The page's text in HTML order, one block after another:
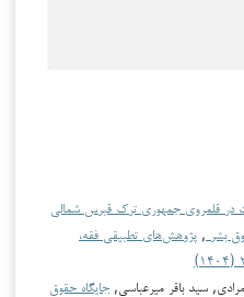
در قلمروی جمهوری ترک قبرس شمالی
بشر , پژوهش‌های تطبیقی فقه،
سید باقر میرعباسی, جایگاه حقوق